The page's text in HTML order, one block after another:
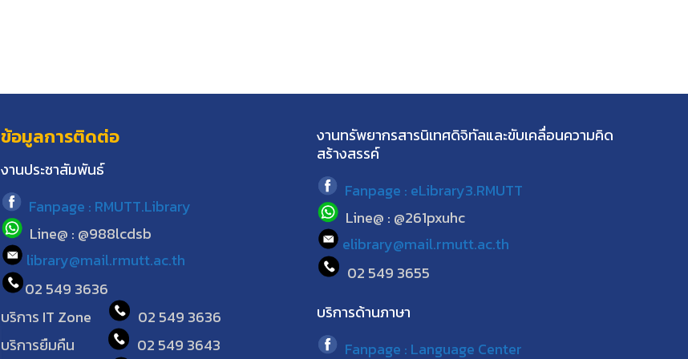
ข้อมูลการติดต่อ
งานประชาสัมพันธ์
Fanpage : RMUTT.Library
Line@ : @988lcdsb
library@mail.rmutt.ac.th
02 549 3636
บริการ IT Zone
02 549 3636
บริการยืมคืน
02 549 3643
งานทรัพยากรสารนิเทศดิจิทัลและขับเคลื่อนความคิด
สร้างสรรค์
Fanpage : eLibrary3.RMUTT
Line@ : @261pxuhc
elibrary@mail.rmutt.ac.th
02 549 3655
บริการด้านภาษา
Fanpage : Language Center